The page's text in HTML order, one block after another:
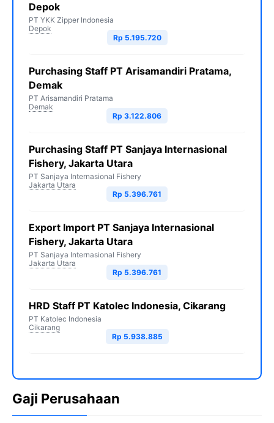
Depok
PT YKK Zipper Indonesia
Depok
Rp 5.195.720
Purchasing Staff PT Arisamandiri Pratama,
Demak
PT Arisamandiri Pratama
Demak
Rp 3.122.806
Purchasing Staff PT Sanjaya Internasional
Fishery, Jakarta Utara
PT Sanjaya Internasional Fishery
Jakarta Utara
Rp 5.396.761
Export Import PT Sanjaya Internasional
Fishery, Jakarta Utara
PT Sanjaya Internasional Fishery
Jakarta Utara
Rp 5.396.761
HRD Staff PT Katolec Indonesia, Cikarang
PT Katolec Indonesia
Cikarang
Rp 5.938.885
Gaji Perusahaan